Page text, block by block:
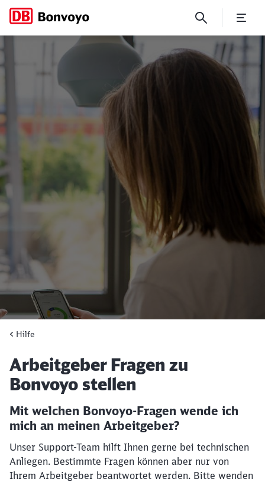
Arbeitgeber Fragen zu
Hilfe
Artikel:
Arbeitgeber Fragen zu
Bonvoyo stellen
Mit welchen Bonvoyo-Fragen wende ich
mich an meinen Arbeitgeber?
Unser Support-Team hilft Ihnen gerne bei technischen
Anliegen. Bestimmte Fragen können aber nur von
Ihrem Arbeitgeber beantwortet werden. Bitte wenden